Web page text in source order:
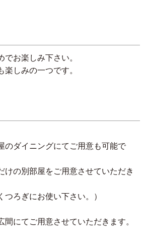
でお楽しみ下さい。
楽しみの一つです。
のダイニングにてご用意も可能で
けの別部屋をご用意させていただき
ろぎにお使い下さい。）
間にてご用意させていただきます。